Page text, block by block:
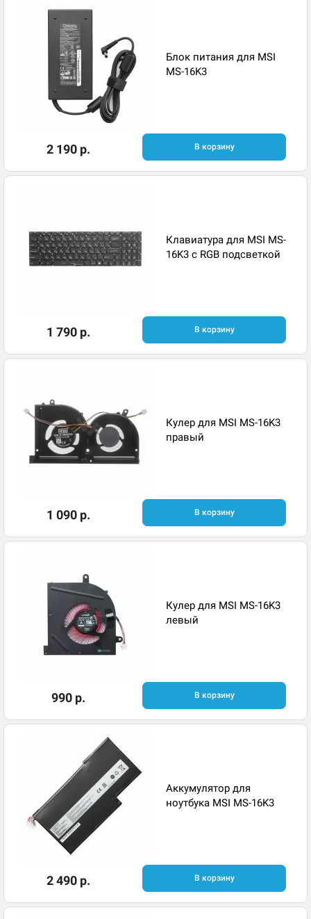
Блок питания для MSI
MS-16K3
2 190 р. В корзину
Клавиатура для MSI MS-
16K3 с RGB подсветкой
1 790 р. В корзину
Кулер для MSI MS-16K3
правый
1 090 р. В корзину
Кулер для MSI MS-16K3
левый
990 р. В корзину
Аккумулятор для
ноутбука MSI MS-16K3
2 490 р. В корзину